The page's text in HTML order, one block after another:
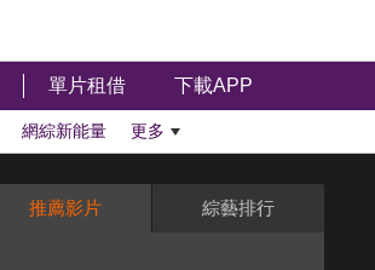
單片租借 下載APP
網綜新能量 更多
推薦影片 綜藝排行